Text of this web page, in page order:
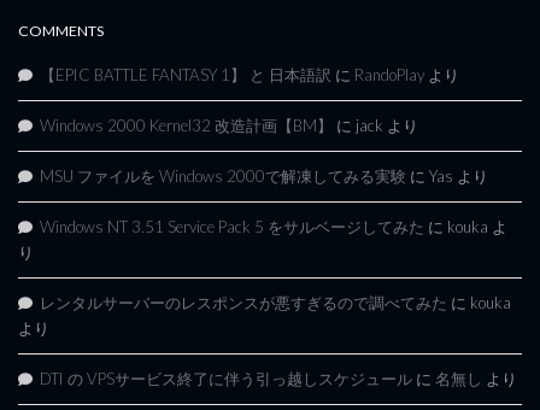
COMMENTS
【EPIC BATTLE FANTASY 1】 と 日本語訳 に RandoPlay より
Windows 2000 Kernel32 改造計画【BM】 に jack より
MSU ファイルを Windows 2000で解凍してみる実験 に Yas より
Windows NT 3.51 Service Pack 5 をサルベージしてみた に kouka よ
り
レンタルサーバーのレスポンスが悪すぎるので調べてみた に kouka
より
DTI の VPSサービス終了に伴う引っ越しスケジュール に 名無し より